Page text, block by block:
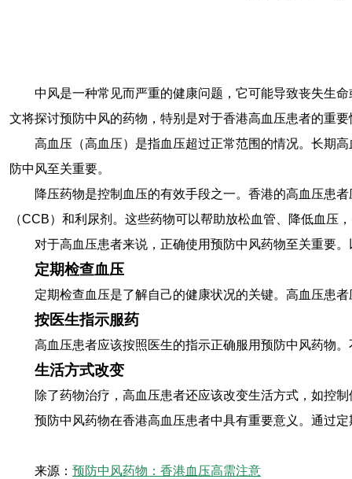
中风是一种常见而严重的健康问题，它可能导致丧失生
文将探讨预防中风的药物，特别是对于香港高血压患者的重要
高血压（高血压）是指血压超过正常范围的情况。长期
防中风至关重要。
降压药物是控制血压的有效手段之一。香港的高血压患
（CCB）和利尿剂。这些药物可以帮助放松血管、降低血压
对于高血压患者来说，正确使用预防中风药物至关重要
定期检查血压
定期检查血压是了解自己的健康状况的关键。高血压患
按医生指示服药
高血压患者应该按照医生的指示正确服用预防中风药物
生活方式改变
除了药物治疗，高血压患者还应该改变生活方式，如控
预防中风药物在香港高血压患者中具有重要意义。通过
来源： 预防中风药物：香港血压高需注意